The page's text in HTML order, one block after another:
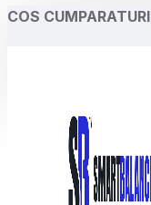
COS CUMPARATURI